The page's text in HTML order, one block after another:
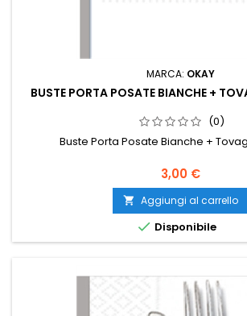
MARCA: OKAY
BUSTE PORTA POSATE BIANCHE +
(0)
Buste Porta Posate Bianche +
Prezzo
3,00 €
 Aggiungi al carrello
 Disponibile